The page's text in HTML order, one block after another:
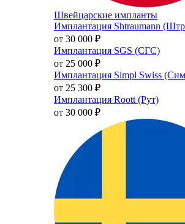
Швейцарские импланты
Имплантация Shtraumann
от 30 000 ₽
Имплантация SGS (СГС)
от 25 000 ₽
Имплантация Simpl Swiss
от 25 300 ₽
Имплантация Roott (Рут)
от 30 000 ₽